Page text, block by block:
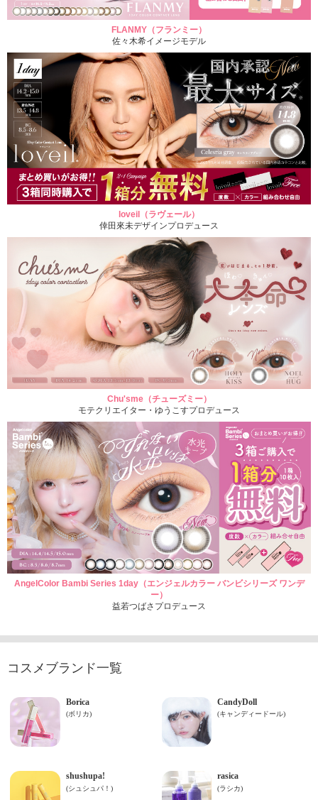
FLANMY（フランミー）
佐々木希イメージモデル
loveil（ラヴェール）
倖田來未デザインプロデュース
Chu'sme（チューズミー）
モテクリエイター・ゆうこすプロデュース
AngelColor Bambi Series 1day（エンジェルカラー バンビシリーズ ワンデ
ー）
益若つばさプロデュース
コスメブランド一覧